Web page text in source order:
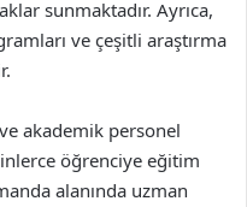
sunmaktadır. Ayrıca,
ve çeşitli araştırma
akademik personel
öğrenciye eğitim
alanında uzman